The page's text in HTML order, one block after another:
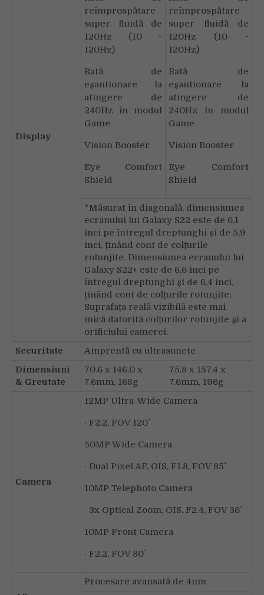
Display
reîmprospătare
super fluidă de
120Hz (10 ~
120Hz)
Rată de
eșantionare la
atingere de
240Hz în modul
Game
Vision Booster
Eye Comfort
Shield
reîmprospătare
super fluidă de
120Hz (10 ~
120Hz)
Rată de
eșantionare la
atingere de
240Hz în modul
Game
Vision Booster
Eye Comfort
Shield
*Măsurat în diagonală, dimensiunea
ecranului lui Galaxy S22 este de 6,1
inci pe întregul dreptunghi și de 5,9
inci, ținând cont de colțurile
rotunjite. Dimensiunea ecranului lui
Galaxy S22+ este de 6,6 inci pe
întregul dreptunghi și de 6,4 inci,
ținând cont de colțurile rotunjite;
Suprafața reală vizibilă este mai
mică datorită colțurilor rotunjite și a
orificiului camerei.
Securitate
Amprentă cu ultrasunete
Dimensiuni
& Greutate
70.6 x 146.0 x
7.6mm, 168g
75.8 x 157.4 x
7.6mm, 196g
Camera
12MP Ultra-Wide Camera
· F2.2, FOV 120˚
50MP Wide Camera
· Dual Pixel AF, OIS, F1.8, FOV 85˚
10MP Telephoto Camera
· 3x Optical Zoom, OIS, F2.4, FOV 36˚
10MP Front Camera
· F2.2, FOV 80˚
Procesare avansată de 4nm